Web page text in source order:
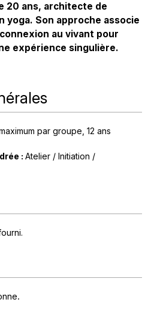
20 ans, architecte de
yoga. Son approche associe
au vivant pour
expérience singulière.
par groupe 12 ans
: Atelier / Initiation /